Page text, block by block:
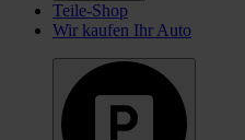
Teile-Shop
Wir kaufen Ihr Auto